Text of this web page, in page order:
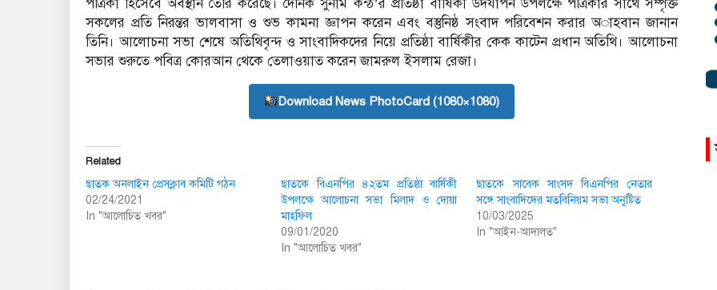
পত্রিকা হিসেবে অবস্থান তৈরি ক‌রে‌ছে। দৈনিক সুনাম কন্ঠ’র প্রতিষ্ঠা বার্ষিকী উদযাপন উপলক্ষে পত্রিকার সাথে সম্পৃক্ত
সকলের প্রতি নিরন্তর ভালবাসা ও শুভ কামনা জ্ঞাপন করেন এবং বস্তুনিষ্ঠ সংবাদ পরিবেশন করার অাহবান জানান
তি‌নি। আ‌লোচনা সভা শে‌ষে অ‌তি‌থিবৃন্দ ও সাংবা‌দিক‌দের নিয়ে প্রতিষ্ঠা বার্ষিকীর কেক কা‌টেন প্রধান অ‌তি‌থি। আ‌লোচনা
সভার শুরু‌তে পবিত্র কোরআন থে‌কে তেলাওয়াত ক‌রেন জামরুল ইসলাম রেজা।
Download News PhotoCard (1080×1080)
Related
ছাতক অনলাইন প্রেসক্লাব কমিটি গঠন
02/24/2021
In "আলোচিত খবর"
ছাতকে বিএনপির ৪২তম প্রতিষ্ঠা বার্ষিকী
উপলক্ষে আলোচনা সভা মিলাদ ও দোয়া
মাহফিল
09/01/2020
In "আলোচিত খবর"
ছাত‌কে সা‌বেক সাংসদ বিএন‌পির নেতার
স‌ঙ্গে সাংবা‌দি‌দের মতবি‌নিয়ম সভা অনু‌ষ্টিত
10/03/2025
In "আইন-আদালত"